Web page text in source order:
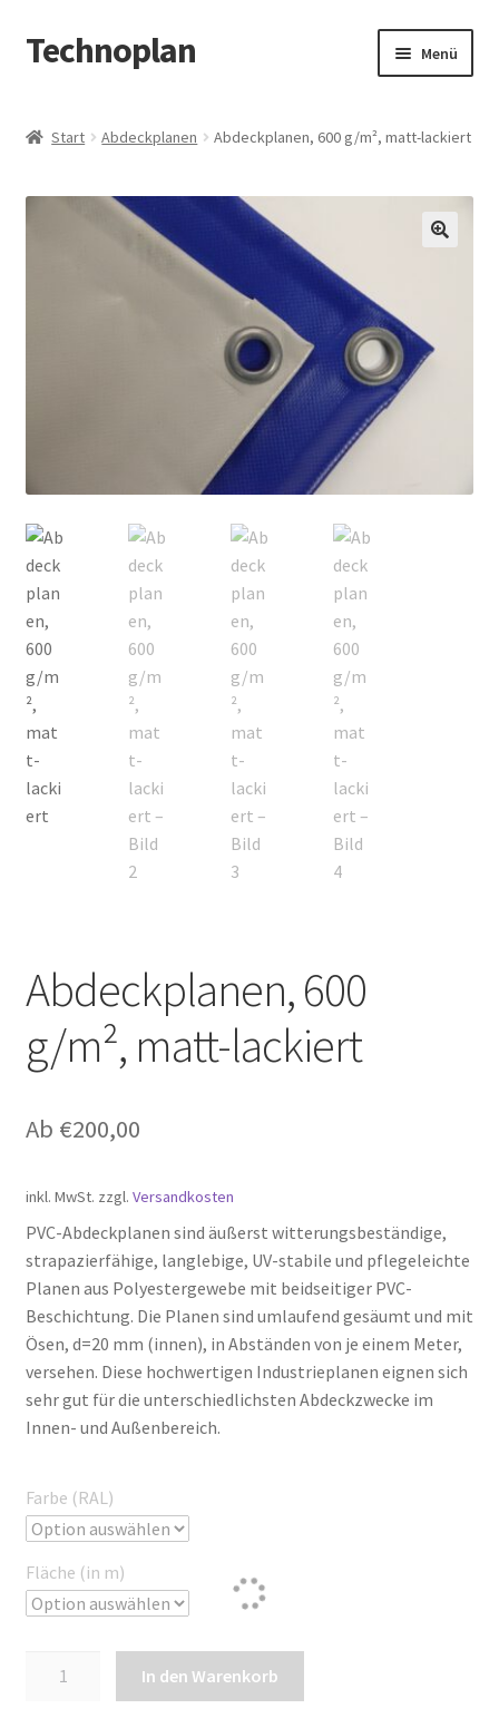
Zur
Navigation
Zum
Inhalt
Technoplan Menü
Datenschutzerklärung
Start Abdeckplanen Abdeckplanen, 600 g/m², matt-lackiert
Abdeckplanen, 600
g/m², matt-lackiert
Ab €200,00
inkl. MwSt. zzgl. Versandkosten
PVC-Abdeckplanen sind äußerst witterungsbeständige,
strapazierfähige, langlebige, UV-stabile und pflegeleichte
Planen aus Polyestergewebe mit beidseitiger PVC-
Beschichtung. Die Planen sind umlaufend gesäumt und mit
Ösen, d=20 mm (innen), in Abständen von je einem Meter,
versehen. Diese hochwertigen Industrieplanen eignen sich
sehr gut für die unterschiedlichsten Abdeckzwecke im
Innen- und Außenbereich.
Farbe (RAL)
Fläche (in m)
In den Warenkorb